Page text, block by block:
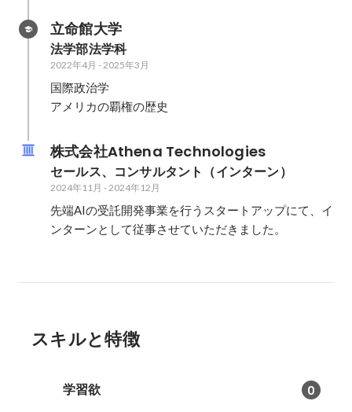
立命館大学
法学部法学科
2022年4月 -2025年3月
国際政治学
アメリカの覇権の歴史
株式会社Athena Technologies
セールス、コンサルタント（インターン）
2024年11月 -2024年12月
先端AIの受託開発事業を行うスタートアップにて、イ
ンターンとして従事させていただきました。
スキルと特徴
学習欲 0